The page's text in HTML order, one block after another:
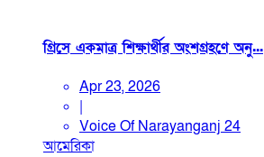
গ্রিসে একমাত্র শিক্ষার্থীর অংশগ্রহণে অনু...
Apr 23, 2026
|
Voice Of Narayanganj 24
আমেরিকা